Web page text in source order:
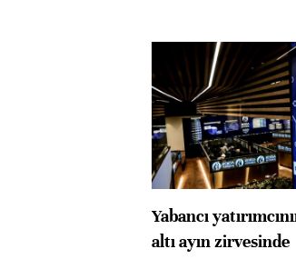
Yabancı
altı ayın zirvesinde